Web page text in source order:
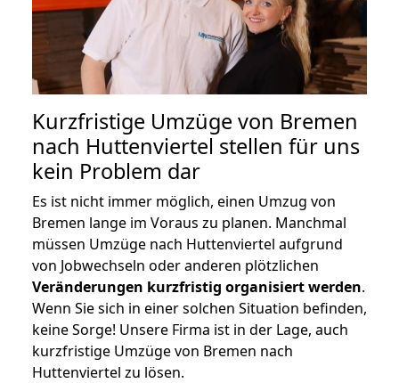
Kurzfristige Umzüge von Bremen
nach Huttenviertel stellen für uns
kein Problem dar
Es ist nicht immer möglich, einen Umzug von
Bremen lange im Voraus zu planen. Manchmal
müssen Umzüge nach Huttenviertel aufgrund
von Jobwechseln oder anderen plötzlichen
Veränderungen kurzfristig organisiert werden.
Wenn Sie sich in einer solchen Situation befinden,
keine Sorge! Unsere Firma ist in der Lage, auch
kurzfristige Umzüge von Bremen nach
Huttenviertel zu lösen.